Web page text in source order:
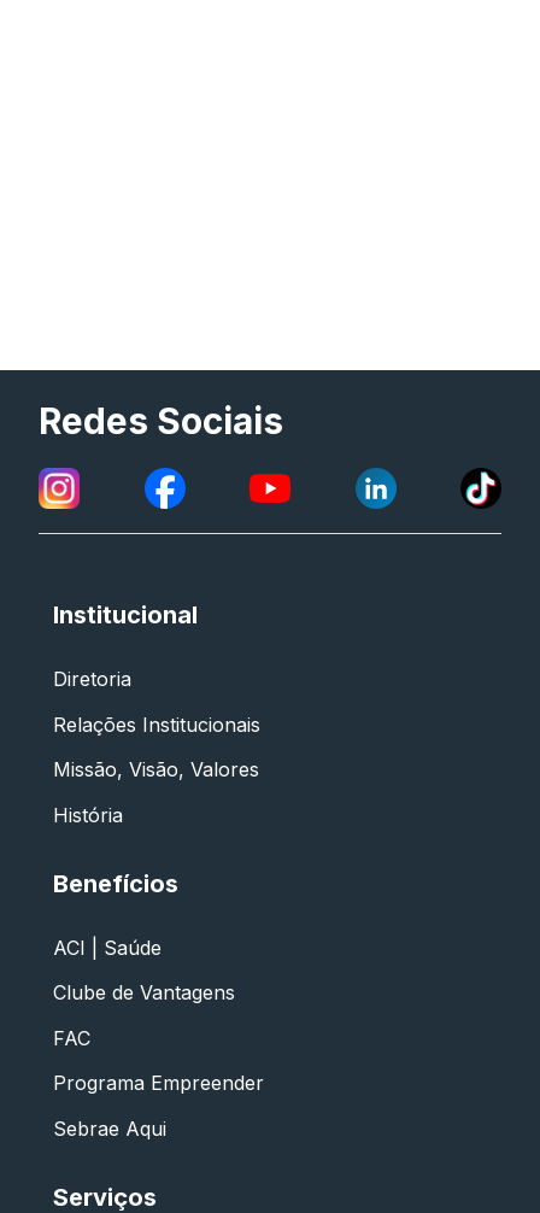
Redes Sociais
Institucional
Diretoria
Relações Institucionais
Missão, Visão, Valores
História
Benefícios
ACI | Saúde
Clube de Vantagens
FAC
Programa Empreender
Sebrae Aqui
Serviços